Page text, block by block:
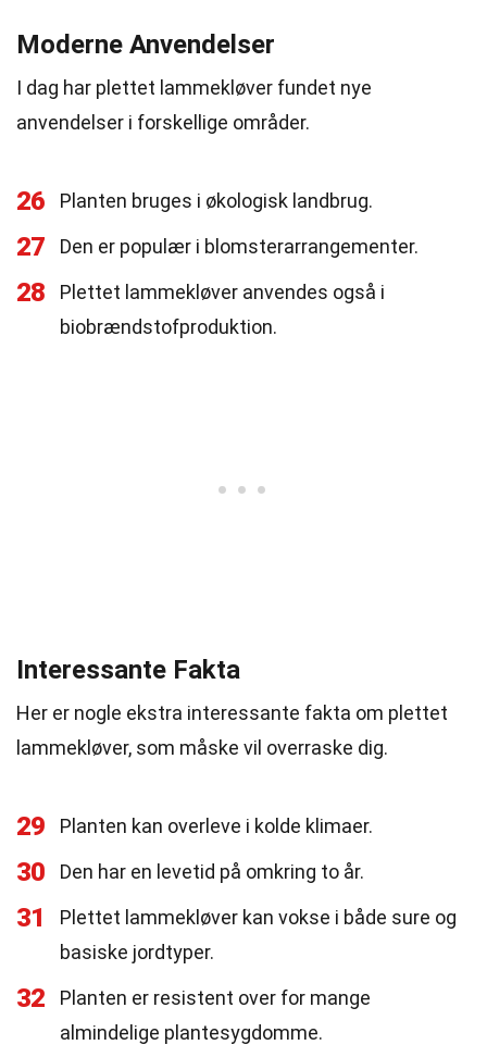
Moderne Anvendelser
I dag har plettet lammekløver fundet nye
anvendelser i forskellige områder.
26 Planten bruges i økologisk landbrug.
27 Den er populær i blomsterarrangementer.
28
Plettet lammekløver anvendes også i
biobrændstofproduktion.
Interessante Fakta
Her er nogle ekstra interessante fakta om plettet
lammekløver, som måske vil overraske dig.
29 Planten kan overleve i kolde klimaer.
30 Den har en levetid på omkring to år.
31
Plettet lammekløver kan vokse i både sure og
basiske jordtyper.
32
Planten er resistent over for mange
almindelige plantesygdomme.